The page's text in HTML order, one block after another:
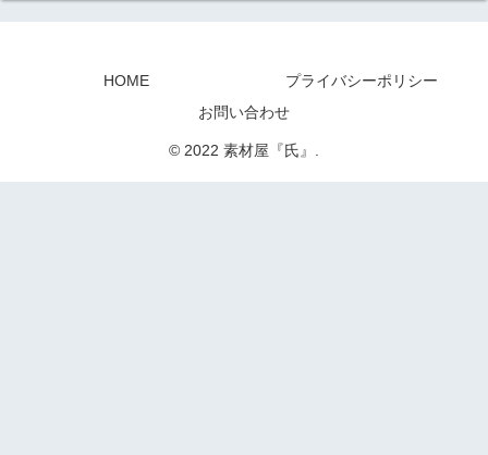
HOME
プライバシーポリシー
お問い合わせ
© 2022 素材屋『氏』.